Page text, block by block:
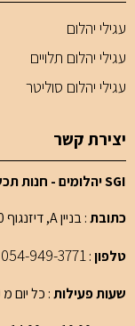
עגילי יהלום
עגילי יהלום תלויים
עגילי יהלום סוליטר
יצירת קשר
SGI יהלומים - חנות תכשיטים דיזנגוף סנטר תל אביב
כתובת: בניין A, דיזנגוף 50, תל אביב יפו
טלפון:
054-949-3771
שעות פעילות: כל יום מ 10:00 עד 20:00